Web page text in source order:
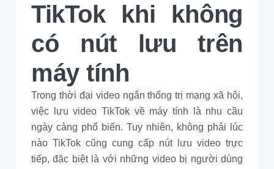
TikTok khi không
có nút lưu trên
máy tính
Trong thời đại video ngắn thống trị mạng xã hội,
việc lưu video TikTok về máy tính là nhu cầu
ngày càng phổ biến. Tuy nhiên, không phải lúc
nào TikTok cũng cung cấp nút lưu video trực
tiếp, đặc biệt là với những video bị người dùng